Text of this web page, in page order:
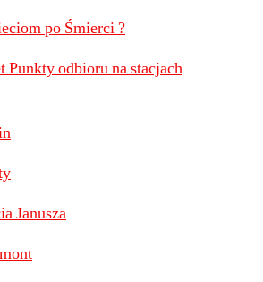
po Śmierci ?
Punkty odbioru na stacjach
Janusza